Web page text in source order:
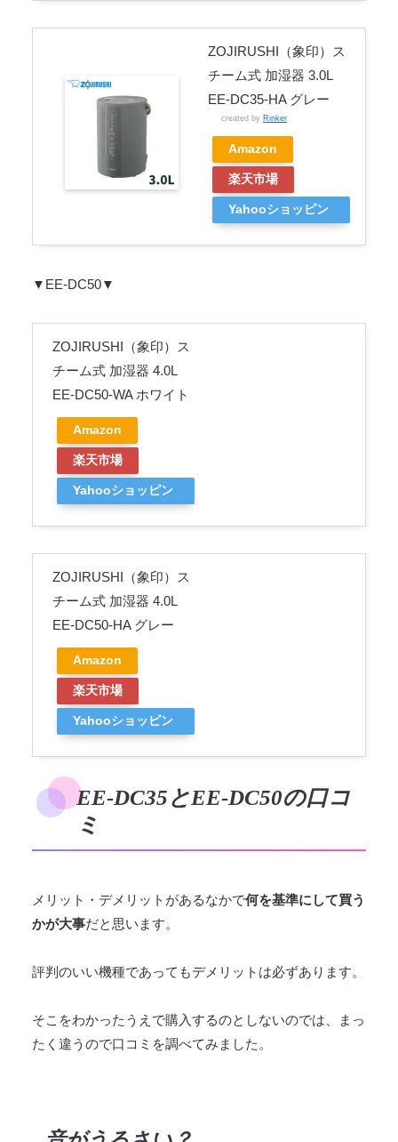
ZOJIRUSHI（象印）ス
チーム式 加湿器 3.0L
EE-DC35-HA グレー
created by Rinker
Amazon
楽天市場
Yahooショッピン
▼EE-DC50▼
ZOJIRUSHI（象印）ス
チーム式 加湿器 4.0L
EE-DC50-WA ホワイト
Amazon
楽天市場
Yahooショッピン
ZOJIRUSHI（象印）ス
チーム式 加湿器 4.0L
EE-DC50-HA グレー
Amazon
楽天市場
Yahooショッピン
EE-DC35とEE-DC50の口コ
ミ
メリット・デメリットがあるなかで何を基準にして買う
かが大事だと思います。
評判のいい機種であってもデメリットは必ずあります。
そこをわかったうえで購入するのとしないのでは、まっ
たく違うので口コミを調べてみました。